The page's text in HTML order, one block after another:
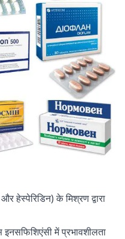
हेस्पेरिडिन) के मिश्रण द्वारा
इनसफिशिएंसी में प्रभावशीलता